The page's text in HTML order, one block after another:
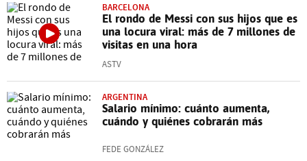
BARCELONA
El rondo de Messi con sus hijos que es
una locura viral: más de 7 millones de
visitas en una hora
ASTV
ARGENTINA
Salario mínimo: cuánto aumenta,
cuándo y quiénes cobrarán más
FEDE GONZÁLEZ